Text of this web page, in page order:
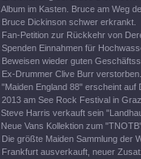
Album im Kasten. Bruce am Weg
Bruce Dickinson schwer erkrankt.
Fan-Petition zur Rückkehr von
Spenden Einnahmen für
Beweisen wieder guten
Ex-Drummer Clive Burr verstorben.
"Maiden England 88" erscheint auf
2013 am See Rock Festival in Graz
Steve Harris verkauft sein
Neue Vans Kollektion zum
Die größte Maiden Sammlung der
Frankfurt ausverkauft, neuer